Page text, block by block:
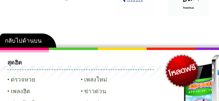
กลับไปด้านบน
คลิป ภาพ ปฏิทิน 2556 เฟซบุ๊ก ทวิ
Glitter
สุดฮิต
ตรวจหวย
เพลงใหม่
เพลงฮิต
ข่าวด่วน